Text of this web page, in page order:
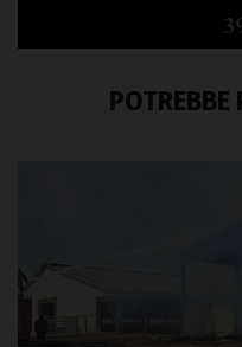
POTREBBE